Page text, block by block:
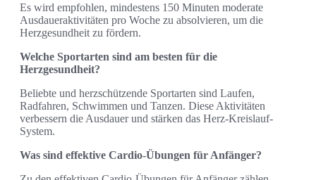
Es wird empfohlen, mindestens 150 Minuten moderate
Ausdaueraktivitäten pro Woche zu absolvieren, um die
Herzgesundheit zu fördern.
Welche Sportarten sind am besten für die
Herzgesundheit?
Beliebte und herzschützende Sportarten sind Laufen,
Radfahren, Schwimmen und Tanzen. Diese Aktivitäten
verbessern die Ausdauer und stärken das Herz-Kreislauf-
System.
Was sind effektive Cardio-Übungen für Anfänger?